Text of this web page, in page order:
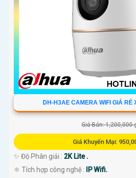
DH-H3AE CAMERA WIFI GIÁ RẺ
Giá Bán: 1,200,000
Giá Khuyến Mại:
✨ Độ Phân giải : 2K Lite .
⚛️ Tích hợp công nghệ : IP Wifi.